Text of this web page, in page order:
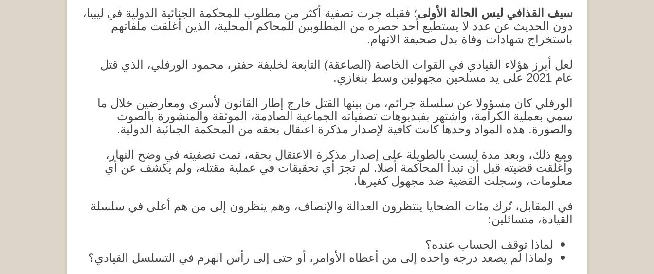
سيف القذافي ليس الحالة الأولى؛ فقبله جرت تصفية أكثر من مطلوب للمحكمة الجنائية الدولية في ليبيا،
دون الحديث عن عدد لا يستطيع أحد حصره من المطلوبين للمحاكم المحلية، الذين أغلقت ملفاتهم
باستخراج شهادات وفاة بدل صحيفة الاتهام.
لعل أبرز هؤلاء القيادي في القوات الخاصة ( الصاعقة)
التابعة لخليفة حفتر، محمود الورفلي، الذي قتل
عام 2021 على يد مسلحين مجهولين وسط بنغازي.
الورفلي كان مسؤولا عن سلسلة جرائم، من بينها القتل خارج إطار القانون لأسرى ومعارضين خلال ما
سمي بعملية الكرامة، واشتهر بفيديوهات تصفياته الجماعية الصادمة، الموثقة والمنشورة بالصوت
والصورة. هذه المواد وحدها كانت كافية لإصدار مذكرة اعتقال بحقه من المحكمة الجنائية الدولية.
ومع ذلك، وبعد مدة ليست بالطويلة على إصدار مذكرة الاعتقال بحقه، تمت تصفيته في وضح النهار،
وأغلقت قضيته قبل أن تبدأ المحاكمة أصلا. لم تجرَ أي تحقيقات في عملية مقتله، ولم يكشف عن أي
معلومات، وسجلت القضية ضد مجهول كغيرها.
في المقابل، تُرك مئات الضحايا ينتظرون العدالة والإنصاف، وهم ينظرون إلى من هم أعلى في سلسلة
القيادة، متسائلين:
لماذا توقف الحساب عنده؟
ولماذا لم يصعد درجة واحدة إلى من أعطاه الأوامر، أو حتى إلى رأس الهرم في التسلسل القيادي؟